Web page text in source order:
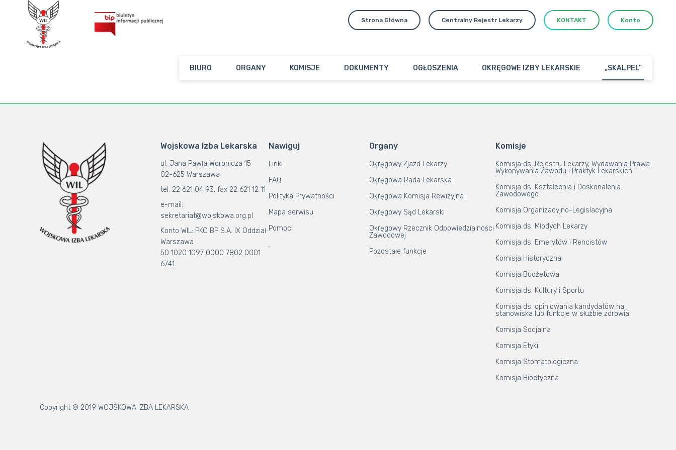
Strona Główna Centralny Rejestr Lekarzy KONTAKT Konto
BIURO ORGANY KOMISJE DOKUMENTY OGŁOSZENIA OKRĘGOWE IZBY LEKARSKIE „SKALPEL”
Wojskowa Izba Lekarska
ul. Jana Pawła Woronicza 15
02-625 Warszawa
tel. 22 621 04 93, fax 22 621 12 11
e-mail:
sekretariat@wojskowa.org.pl
Konto WIL: PKO BP S.A. IX Oddział
Warszawa
50 1020 1097 0000 7802 0001
6741
Nawiguj
Linki
FAQ
Polityka Prywatności
Mapa serwisu
Pomoc
.
Organy
Okręgowy Zjazd Lekarzy
Okręgowa Rada Lekarska
Okręgowa Komisja Rewizyjna
Okręgowy Sąd Lekarski
Okręgowy Rzecznik Odpowiedzialności
Zawodowej
Pozostałe funkcje
Komisje
Komisja ds. Rejestru Lekarzy, Wydawania Prawa
Wykonywania Zawodu i Praktyk Lekarskich
Komisja ds. Kształcenia i Doskonalenia
Zawodowego
Komisja Organizacyjno-Legislacyjna
Komisja ds. Młodych Lekarzy
Komisja ds. Emerytów i Rencistów
Komisja Historyczna
Komisja Budżetowa
Komisja ds. Kultury i Sportu
Komisja ds. opiniowania kandydatów na
stanowiska lub funkcje w służbie zdrowia
Komisja Socjalna
Komisja Etyki
Komisja Stomatologiczna
Komisja Bioetyczna
Copyright © 2019 WOJSKOWA IZBA LEKARSKA